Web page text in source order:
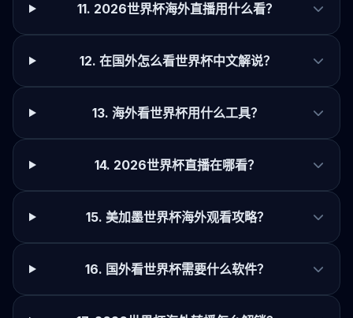
11. 2026世界杯海外直播用什么看？
12. 在国外怎么看世界杯中文解说？
13. 海外看世界杯用什么工具？
14. 2026世界杯直播在哪看？
15. 美加墨世界杯海外观看攻略？
16. 国外看世界杯需要什么软件？